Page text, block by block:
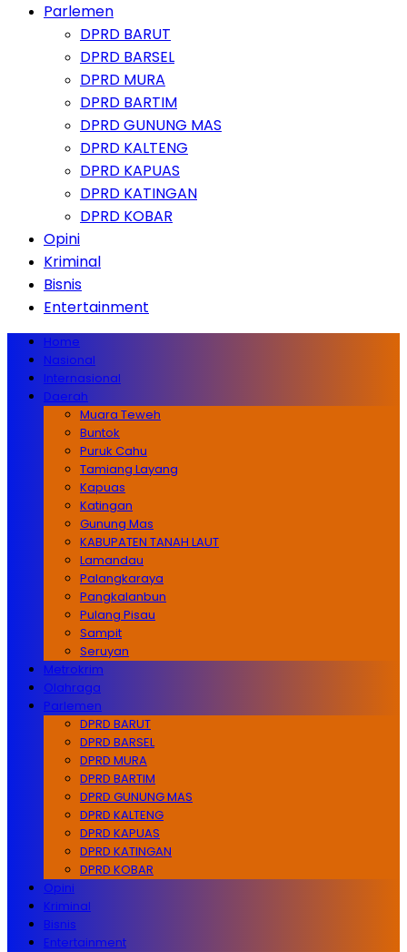
Parlemen
DPRD BARUT
DPRD BARSEL
DPRD MURA
DPRD BARTIM
DPRD GUNUNG MAS
DPRD KALTENG
DPRD KAPUAS
DPRD KATINGAN
DPRD KOBAR
Opini
Kriminal
Bisnis
Entertainment
Home
Nasional
Internasional
Daerah
Muara Teweh
Buntok
Puruk Cahu
Tamiang Layang
Kapuas
Katingan
Gunung Mas
KABUPATEN TANAH LAUT
Lamandau
Palangkaraya
Pangkalanbun
Pulang Pisau
Sampit
Seruyan
Metrokrim
Olahraga
Parlemen
DPRD BARUT
DPRD BARSEL
DPRD MURA
DPRD BARTIM
DPRD GUNUNG MAS
DPRD KALTENG
DPRD KAPUAS
DPRD KATINGAN
DPRD KOBAR
Opini
Kriminal
Bisnis
Entertainment